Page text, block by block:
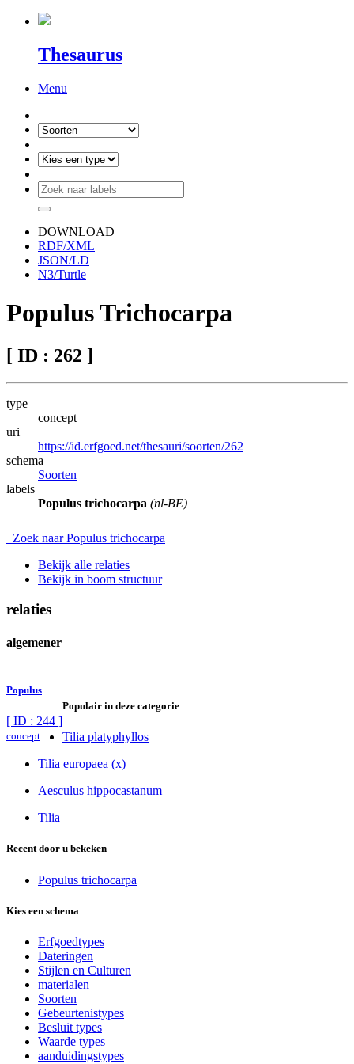
Thesaurus
Menu
DOWNLOAD
RDF/XML
JSON/LD
N3/Turtle
Populus Trichocarpa
[ ID : 262 ]
type
concept
uri
https://id.erfgoed.net/thesauri/soorten/262
schema
Soorten
labels
Populus trichocarpa (nl-BE)
Zoek naar Populus trichocarpa
Bekijk alle relaties
Bekijk in boom structuur
relaties
algemener
Populus
[ ID : 244 ]
concept
Populair in deze categorie
Tilia platyphyllos
Tilia europaea (x)
Aesculus hippocastanum
Tilia
Recent door u bekeken
Populus trichocarpa
Kies een schema
Erfgoedtypes
Dateringen
Stijlen en Culturen
materialen
Soorten
Gebeurtenistypes
Besluit types
Waarde types
aanduidingstypes